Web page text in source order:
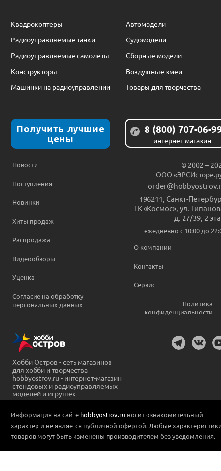
Квадрокоптеры
Автомодели
Радиоуправляемые танки
Судомодели
Радиоуправляемые самолеты
Сборные модели
Конструкторы
Воздушные змеи
Машинки на радиоуправлении
Товары для творчества
Получить лучшие
цены
8 (800) 707-06-
интернет-магазин
Новости
Поступления
Новинки
Хиты продаж
Распродажа
Видеообзоры
Уценка
Согласие на обработку
персональных данных
© 2002 –
ООО
196211, Санкт-
ТК «Космос», ул.
д. 27/39, 2
ежедневно c 10:00 до
О компании
Контакты
Сервис
Политика
конфиденциальности
Хобби Остров - сеть магазинов
для хобби и творчества
hobbyostrov.ru - интернет-магазин
стендовых и радиоуправляемых
моделей и игрушек
Информация на сайте hobbyostrov.ru носит ознакомительный
характер и не является публичной офертой. Любые
товаров могут быть изменены производителем без уведомления.